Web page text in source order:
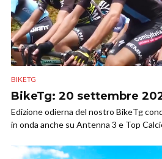
BIKETG
BikeTg: 20 settembre
Edizione odierna del nostro BikeTg
in onda anche su Antenna 3 e Top